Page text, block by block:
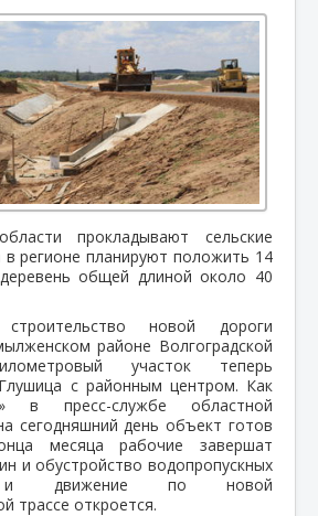
прокладывают сельские
в регионе планируют положить 14
общей длиной около 40
новой дороги
районе Волгоградской
участок теперь
с районным центром. Как
в пресс-службе областной
сегодняшний день объект готов
месяца рабочие завершат
и обустройство водопропускных
и движение по новой
трассе откроется.